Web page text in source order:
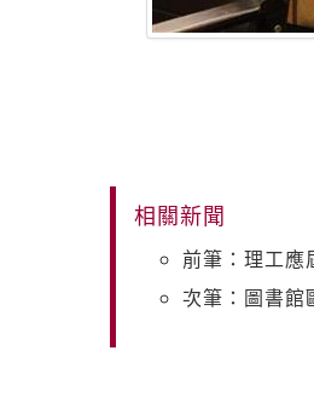
相關新聞
前筆：理工應
次筆：圖書館